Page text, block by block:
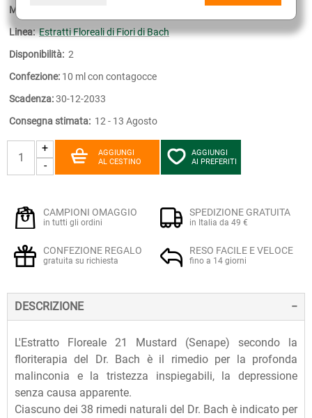
Marca:
Linea: Estratti Floreali di Fiori di Bach
Disponibilità: 2
Confezione: 10 ml con contagocce
Scadenza:30-12-2033
Consegna stimata: 12 - 13 Agosto
+
-
AGGIUNGI
AL CESTINO
AGGIUNGI
AI PREFERITI
CAMPIONI OMAGGIO
in tutti gli ordini
SPEDIZIONE GRATUITA
in Italia da 49 €
CONFEZIONE REGALO
gratuita su richiesta
RESO FACILE E VELOCE
fino a 14 giorni
DESCRIZIONE
L'Estratto Floreale 21 Mustard (Senape) secondo la
floriterapia del Dr. Bach è il rimedio per la profonda
malinconia e la tristezza inspiegabili, la depressione
senza causa apparente.
Ciascuno dei 38 rimedi naturali del Dr. Bach è indicato per